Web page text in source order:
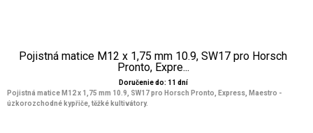
Pojistná matice M12 x 1,75 mm 10.9, SW17 pro Horsch
Pronto, Expre...
Doručenie do: 11 dní
Pojistná matice M12 x 1,75 mm 10.9, SW17 pro Horsch Pronto, Express, Maestro -
úzkorozchodné kypřiče, těžké kultivátory.